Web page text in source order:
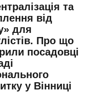
та
від
для
Про що
посадовці
у Вінниці